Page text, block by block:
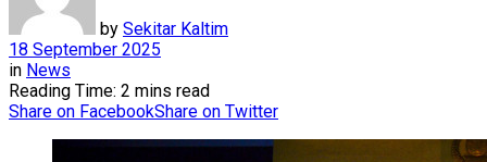
by Sekitar Kaltim
18 September 2025
in News
Reading Time: 2 mins read
Share on FacebookShare on Twitter